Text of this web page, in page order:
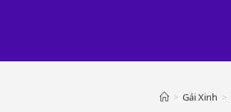
> Gái Xinh >